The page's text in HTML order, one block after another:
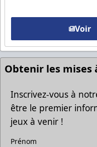
Voir
Obtenir les mises
Inscrivez-vous à
être le premier
jeux à venir !
Prénom